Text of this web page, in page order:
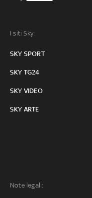
I siti Sky:
SKY SPORT
SKY TG24
SKY VIDEO
SKY ARTE
Note legali: